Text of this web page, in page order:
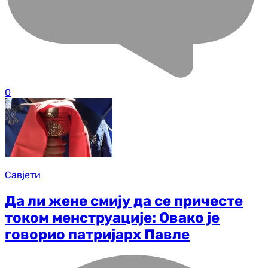
0
Савјети
Да ли жене смију да се причесте
током менструације: Овако је
говорио патријарх Павле